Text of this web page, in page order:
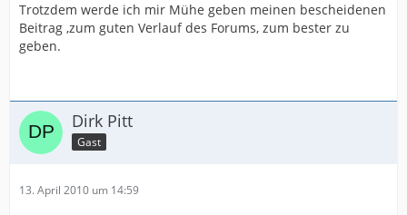
Trotzdem werde ich mir Mühe geben meinen bescheidenen
Beitrag ,zum guten Verlauf des Forums, zum bester zu
geben.
Dirk Pitt
Gast
13. April 2010 um 14:59